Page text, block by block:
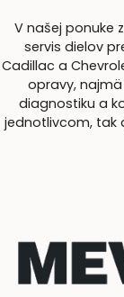
V našej ponuke
servis dielov
Cadillac a
opravy,
diagnostiku a
jednotlivcom, tak